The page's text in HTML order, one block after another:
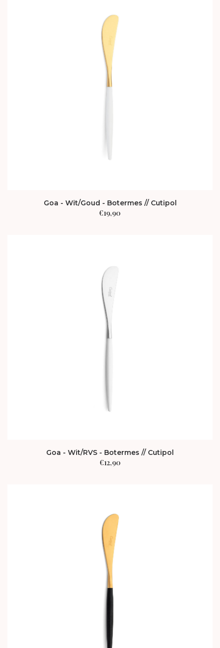
Goa - Wit/Goud - Botermes // Cutipol
€19,90
Goa - Wit/RVS - Botermes // Cutipol
€12,90